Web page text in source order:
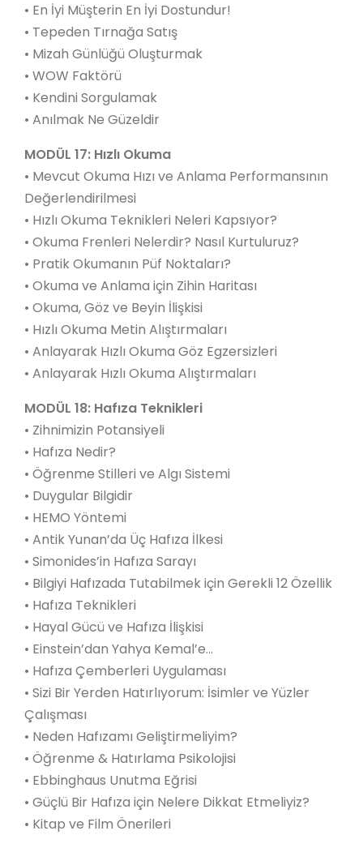
• En İyi Müşterin En İyi Dostundur!
• Tepeden Tırnağa Satış
• Mizah Günlüğü Oluşturmak
• WOW Faktörü
• Kendini Sorgulamak
• Anılmak Ne Güzeldir
MODÜL 17: Hızlı Okuma
• Mevcut Okuma Hızı ve Anlama Performansının
Değerlendirilmesi
• Hızlı Okuma Teknikleri Neleri Kapsıyor?
• Okuma Frenleri Nelerdir? Nasıl Kurtuluruz?
• Pratik Okumanın Püf Noktaları?
• Okuma ve Anlama için Zihin Haritası
• Okuma, Göz ve Beyin İlişkisi
• Hızlı Okuma Metin Alıştırmaları
• Anlayarak Hızlı Okuma Göz Egzersizleri
• Anlayarak Hızlı Okuma Alıştırmaları
MODÜL 18: Hafıza Teknikleri
• Zihnimizin Potansiyeli
• Hafıza Nedir?
• Öğrenme Stilleri ve Algı Sistemi
• Duygular Bilgidir
• HEMO Yöntemi
• Antik Yunan’da Üç Hafıza İlkesi
• Simonides’in Hafıza Sarayı
• Bilgiyi Hafızada Tutabilmek için Gerekli 12 Özellik
• Hafıza Teknikleri
• Hayal Gücü ve Hafıza İlişkisi
• Einstein’dan Yahya Kemal’e…
• Hafıza Çemberleri Uygulaması
• Sizi Bir Yerden Hatırlıyorum: İsimler ve Yüzler
Çalışması
• Neden Hafızamı Geliştirmeliyim?
• Öğrenme & Hatırlama Psikolojisi
• Ebbinghaus Unutma Eğrisi
• Güçlü Bir Hafıza için Nelere Dikkat Etmeliyiz?
• Kitap ve Film Önerileri